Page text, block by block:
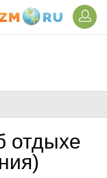
отдыхе